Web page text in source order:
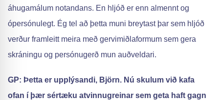
áhugamálum notandans. En hljóð er enn almennt og
ópersónulegt. Ég tel að þetta muni breytast þar sem hljóð
verður framleitt meira með gervimiðlaformum sem gera
skráningu og persónugerð mun auðveldari.
GP: Þetta er upplýsandi, Björn. Nú skulum við kafa
ofan í þær sértæku atvinnugreinar sem geta haft gagn